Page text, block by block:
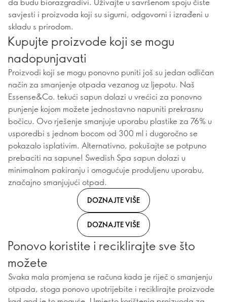
savjesti i proizvoda koji su sigurni, odgovorni i izrađeni u
skladu s prirodom.
Kupujte proizvode koji se mogu
nadopunjavati
Proizvodi koji se mogu ponovno puniti još su jedan odličan
način za smanjenje otpada vezanog uz ljepotu. Naš
Essense&Co. tekući sapun dolazi u vrećici za ponovno
punjenje kojom možete jednostavno napuniti prekrasnu
bočicu. Ovo rješenje smanjuje uporabu plastike za 76% u
usporedbi s jednom bocom od 300 ml i dugoročno se
pokazalo isplativim. Alternativno, pokušajte se potpuno
prebaciti na sapune! Swedish Spa sapun dolazi u
minimalnom pakiranju i omogućuje produljenu uporabu,
značajno smanjujući otpad.
DOZNAJTE VIŠE
DOZNAJTE VIŠE
Ponovo koristite i reciklirajte sve što
možete
Svaka mala promjena se računa kada je riječ o smanjenju
otpada, stoga ponovo upotrijebite i reciklirajte proizvode